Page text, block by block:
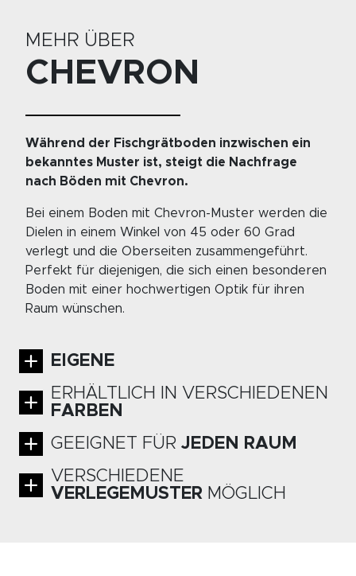
MEHR ÜBER
CHEVRON
Während der Fischgrätboden inzwischen ein
bekanntes Muster ist, steigt die Nachfrage
nach Böden mit Chevron.
Bei einem Boden mit Chevron-Muster werden die
Dielen in einem Winkel von 45 oder 60 Grad
verlegt und die Oberseiten zusammengeführt.
Perfekt für diejenigen, die sich einen besonderen
Boden mit einer hochwertigen Optik für ihren
Raum wünschen.
EIGENE
ERHÄLTLICH IN VERSCHIEDENEN
FARBEN
GEEIGNET FÜR JEDEN RAUM
VERSCHIEDENE
VERLEGEMUSTER MÖGLICH